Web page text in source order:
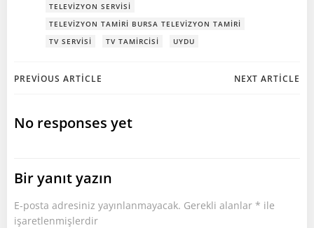
TELEVIZYON SERVISI
TELEVIZYON TAMIRI BURSA TELEVIZYON TAMIRI
TV SERVISI
TV TAMIRCISI UYDU
Post
navigation
PREVIOUS ARTICLE NEXT ARTICLE
No responses yet
Bir yanıt yazın
E-posta adresiniz yayınlanmayacak. Gerekli alanlar * ile
işaretlenmişlerdir